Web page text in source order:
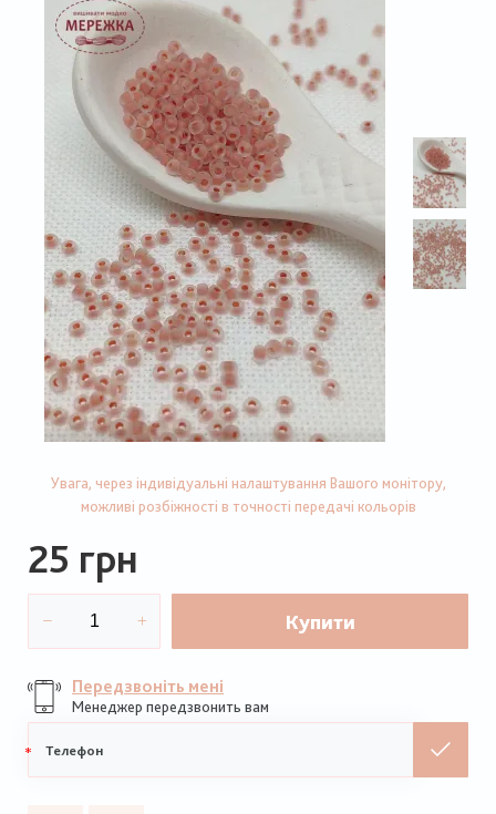
Увага, через індивідуальні налаштування Вашого монітору,
можливі розбіжності в точності передачі кольорів
25 грн
Купити
Передзвоніть мені
Менеджер передзвонить вам
телефон